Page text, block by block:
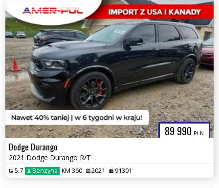
89 990 PLN
Dodge Durango
2021 Dodge Durango R/T
5.7 Benzyna KM 360 2021 91301